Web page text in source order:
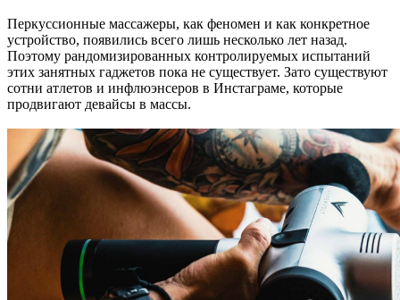
Перкуссионные массажеры, как феномен и как конкретное
устройство, появились всего лишь несколько лет назад.
Поэтому рандомизированных контролируемых испытаний
этих занятных гаджетов пока не существует. Зато существуют
сотни атлетов и инфлюэнсеров в Инстаграме, которые
продвигают девайсы в массы.